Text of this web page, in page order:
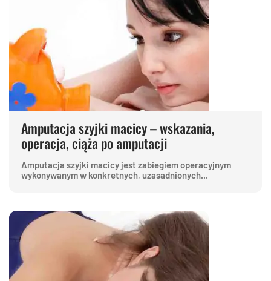
Amputacja szyjki macicy – wskazania,
operacja, ciąża po amputacji
Amputacja szyjki macicy jest zabiegiem operacyjnym
wykonywanym w konkretnych, uzasadnionych...